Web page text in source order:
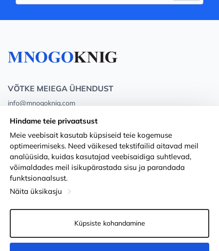
VÕTKE MEIEGA ÜHENDUST
info@mnogoknig.com
Rīga, Augusta Deglava 69d, LV-1082
Meist
Poed
Kohaletoimetamine ja makse
Lojaalsuskaardid
PÕHJUST KOOSTÖÖKS
Privacy Policy
Tingimused
Kauba tagastamine
Küpsiste seaded
Hindame teie privaatsust
Meie veebisait kasutab küpsiseid teie kogemuse
optimeerimiseks. Need väikesed tekstifailid aitavad meil
analüüsida, kuidas kasutajad veebisaidiga suhtlevad,
võimaldades meil isikupärastada sisu ja parandada
funktsionaalsust.
Näita üksikasju
Küpsiste kohandamine